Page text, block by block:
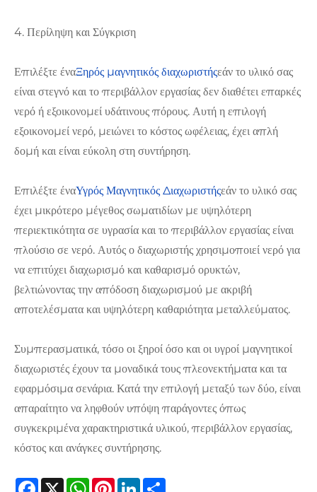
4. Περίληψη και Σύγκριση
Επιλέξτε έναΞηρός μαγνητικός διαχωριστήςεάν το υλικό σας
είναι στεγνό και το περιβάλλον εργασίας δεν διαθέτει επαρκές
νερό ή εξοικονομεί υδάτινους πόρους. Αυτή η επιλογή
εξοικονομεί νερό, μειώνει το κόστος ωφέλειας, έχει απλή
δομή και είναι εύκολη στη συντήρηση.
Επιλέξτε έναΥγρός Μαγνητικός Διαχωριστήςεάν το υλικό σας
έχει μικρότερο μέγεθος σωματιδίων με υψηλότερη
περιεκτικότητα σε υγρασία και το περιβάλλον εργασίας είναι
πλούσιο σε νερό. Αυτός ο διαχωριστής χρησιμοποιεί νερό για
να επιτύχει διαχωρισμό και καθαρισμό ορυκτών,
βελτιώνοντας την απόδοση διαχωρισμού με ακριβή
αποτελέσματα και υψηλότερη καθαριότητα μεταλλεύματος.
Συμπερασματικά, τόσο οι ξηροί όσο και οι υγροί μαγνητικοί
διαχωριστές έχουν τα μοναδικά τους πλεονεκτήματα και τα
εφαρμόσιμα σενάρια. Κατά την επιλογή μεταξύ των δύο, είναι
απαραίτητο να ληφθούν υπόψη παράγοντες όπως
συγκεκριμένα χαρακτηριστικά υλικού, περιβάλλον εργασίας,
κόστος και ανάγκες συντήρησης.
Facebook
X WhatsApp
PinterestLinkedIn